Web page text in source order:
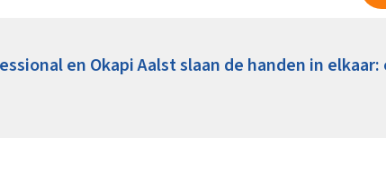
en Okapi Aalst slaan de handen in